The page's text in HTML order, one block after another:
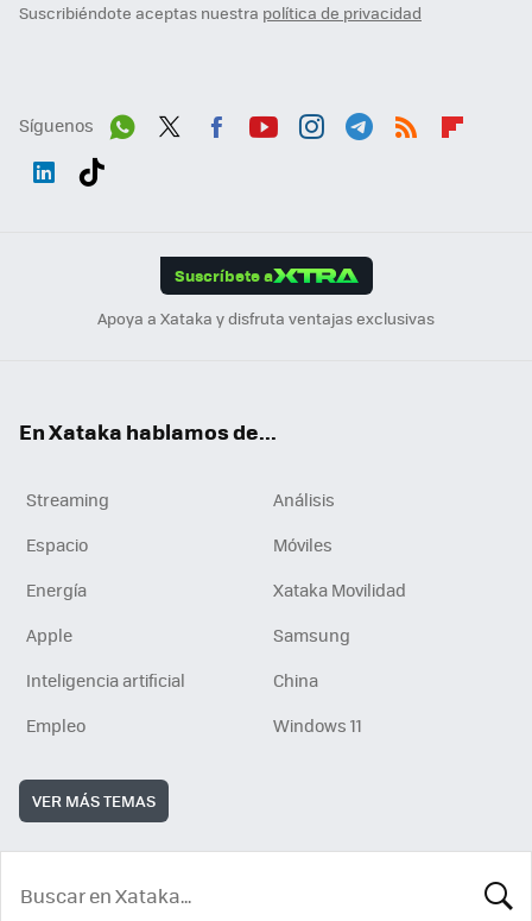
Suscribiéndote aceptas nuestra política de privacidad
Síguenos
Suscríbete a
Apoya a Xataka y disfruta ventajas exclusivas
En Xataka hablamos de...
Streaming
Análisis
Espacio
Móviles
Energía
Xataka Movilidad
Apple
Samsung
Inteligencia artificial
China
Empleo
Windows 11
VER MÁS TEMAS